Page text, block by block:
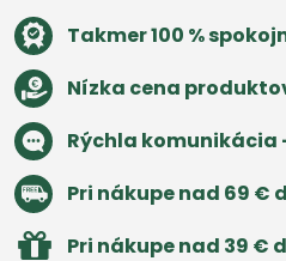
Takmer 100 %
Nízka cena
Rýchla komunikácia
Pri nákupe nad 69 €
Pri nákupe nad 39 €